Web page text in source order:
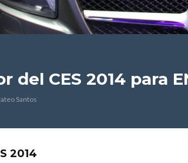
del CES 2014 para
Santos
2014